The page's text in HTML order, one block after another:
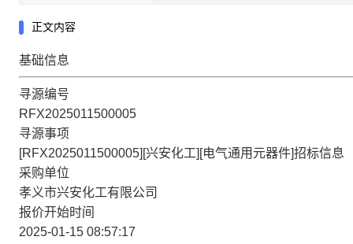
正文内容
基础信息
寻源编号
RFX2025011500005
寻源事项
[RFX2025011500005][兴安化工][电气通用元器件]招标信息
采购单位
孝义市兴安化工有限公司
报价开始时间
2025-01-15 08:57:17